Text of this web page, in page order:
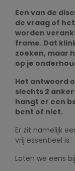
Een van de
de vraag of
worden
frame. Dat
zoeken, maar
op je
Het antwoord
slechts 2
hangt er een
bent of niet.
Er zit namelijk
vrij essentieel is.
Laten we eens